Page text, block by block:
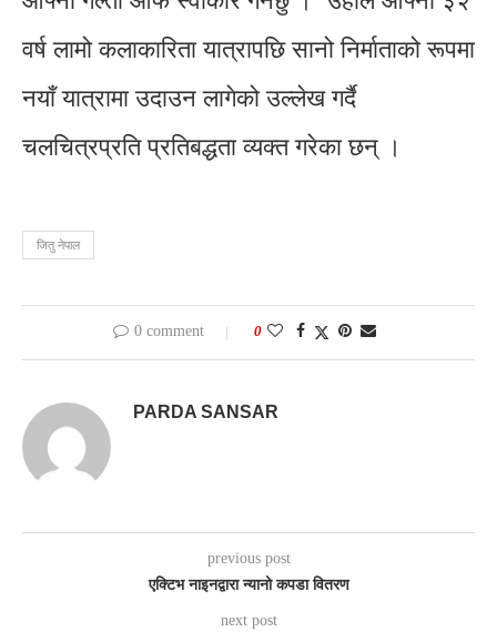
वर्ष लामो कलाकारिता यात्रापछि सानो निर्माताको रूपमा
नयाँ यात्रामा उदाउन लागेको उल्लेख गर्दै
चलचित्रप्रति प्रतिबद्धता व्यक्त गरेका छन् ।
जितु नेपाल
0 comment 0
PARDA SANSAR
previous post
एक्टिभ नाइनद्वारा न्यानो कपडा वितरण
next post